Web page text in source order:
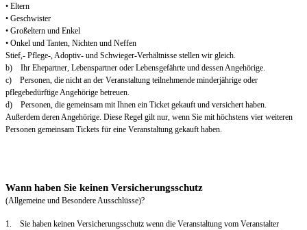
• Eltern
• Geschwister
• Großeltern und Enkel
• Onkel und Tanten, Nichten und Neffen
Stief,- Pflege-, Adoptiv- und Schwieger-Verhältnisse stellen wir gleich.
b) Ihr Ehepartner, Lebenspartner oder Lebensgefährte und dessen Angehörige.
c) Personen, die nicht an der Veranstaltung teilnehmende minderjährige oder
pflegebedürftige Angehörige betreuen.
d) Personen, die gemeinsam mit Ihnen ein Ticket gekauft und versichert haben.
Außerdem deren Angehörige. Diese Regel gilt nur, wenn Sie mit höchstens vier weiteren
Personen gemeinsam Tickets für eine Veranstaltung gekauft haben.
Wann haben Sie keinen Versicherungsschutz
(Allgemeine und Besondere Ausschlüsse)?
1. Sie haben keinen Versicherungsschutz wenn die Veranstaltung vom Veranstalter